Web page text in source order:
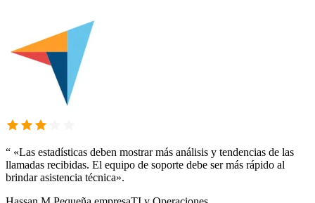
“ «Las estadísticas deben mostrar más análisis y tendencias de las
llamadas recibidas. El equipo de soporte debe ser más rápido al
brindar asistencia técnica».